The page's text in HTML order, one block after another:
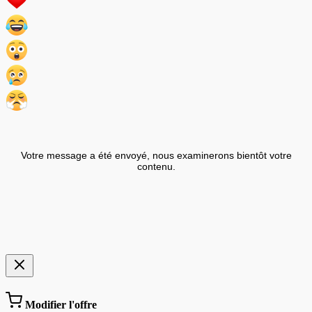
Votre message a été envoyé, nous examinerons bientôt votre
contenu.
Modifier l'offre